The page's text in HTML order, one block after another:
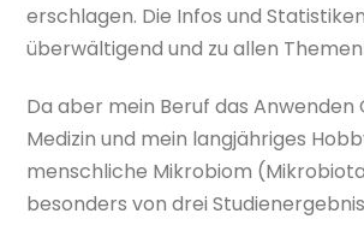
erschlagen. Die Infos und
überwältigend und zu allen
Da aber mein Beruf das Anwenden
Medizin und mein langjähriges
menschliche Mikrobiom
besonders von drei